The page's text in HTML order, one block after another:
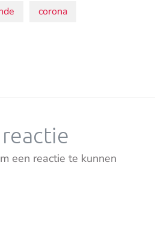
corona
een reactie te kunnen